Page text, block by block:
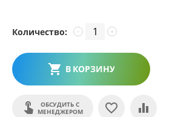
Количество: +
−
В КОРЗИНУ
ОБСУДИТЬ С
МЕНЕДЖЕРОМ